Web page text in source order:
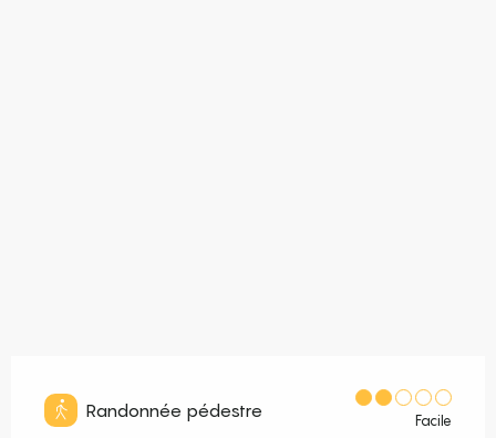
Randonnée pédestre Facile